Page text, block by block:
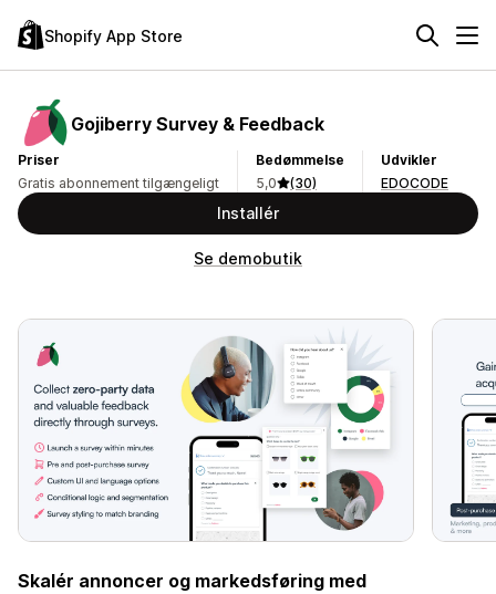
Shopify App Store
Gojiberry Survey & Feedback
Priser
Gratis abonnement tilgængeligt
Bedømmelse
5,0
(30)
Udvikler
EDOCODE
Installér
Se demobutik
Skalér annoncer og markedsføring med